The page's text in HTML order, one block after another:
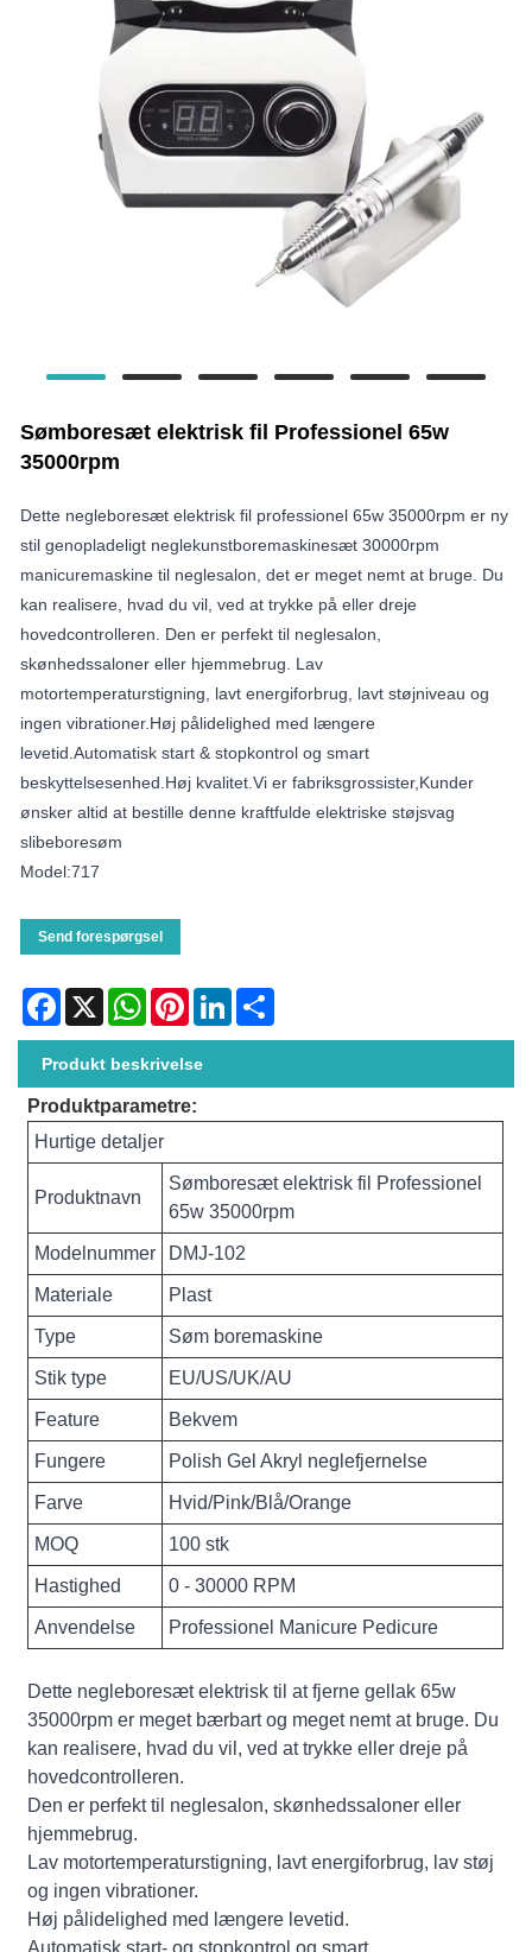
Sømboresæt elektrisk fil Professionel 65w
35000rpm
Dette negleboresæt elektrisk fil professionel 65w 35000rpm er ny
stil genopladeligt neglekunstboremaskinesæt 30000rpm
manicuremaskine til neglesalon, det er meget nemt at bruge. Du
kan realisere, hvad du vil, ved at trykke på eller dreje
hovedcontrolleren. Den er perfekt til neglesalon,
skønhedssaloner eller hjemmebrug. Lav
motortemperaturstigning, lavt energiforbrug, lavt støjniveau og
ingen vibrationer.Høj pålidelighed med længere
levetid.Automatisk start & stopkontrol og smart
beskyttelsesenhed.Høj kvalitet.Vi er fabriksgrossister,Kunder
ønsker altid at bestille denne kraftfulde elektriske støjsvag
slibeboresøm
Model:717
Send forespørgsel
Facebook
X WhatsAppPinterestLinkedIn
Produkt beskrivelse
Produktparametre:
Hurtige detaljer
Produktnavn
Sømboresæt elektrisk fil Professionel
65w 35000rpm
Modelnummer DMJ-102
Materiale Plast
Type Søm boremaskine
Stik type EU/US/UK/AU
Feature Bekvem
Fungere Polish Gel Akryl neglefjernelse
Farve Hvid/Pink/Blå/Orange
MOQ 100 stk
Hastighed 0 - 30000 RPM
Anvendelse Professionel Manicure Pedicure
Dette negleboresæt elektrisk til at fjerne gellak 65w
35000rpm er meget bærbart og meget nemt at bruge. Du
kan realisere, hvad du vil, ved at trykke eller dreje på
hovedcontrolleren.
Den er perfekt til neglesalon, skønhedssaloner eller
hjemmebrug.
Lav motortemperaturstigning, lavt energiforbrug, lav støj
og ingen vibrationer.
Høj pålidelighed med længere levetid.
Automatisk start- og stopkontrol og smart